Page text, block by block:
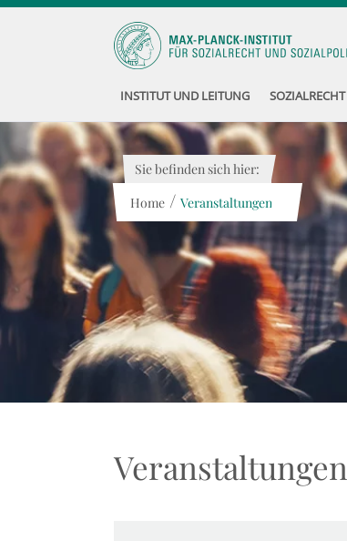
INSTITUT UND LEITUNG SOZIALRECHT
Sie befinden sich hier:
Home / Veranstaltungen
Veranstaltungen